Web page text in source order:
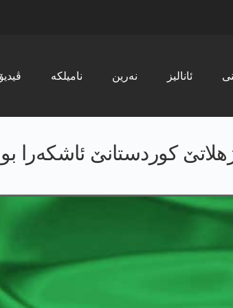
ڤیدیۆ نامیلکە نەرین ئانالیز
کوردستانێ ئاشکەرا